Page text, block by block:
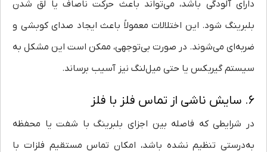
دارای آلودگی باشد، می‌تواند باعث حرکت ناصاف یا لق شدن
بلبرینگ شود. این اختلالات معمولاً باعث ایجاد صدای کوبشی و
ضربه‌ای می‌شوند. در صورت بی‌توجهی، ممکن است این مشکل به
سیستم گیربکس یا حتی میل‌لنگ نیز آسیب برساند.
۶. سایش ناشی از تماس فلز با فلز
در شرایطی که فاصله بین اجزای بلبرینگ با شفت یا محفظه
به‌درستی تنظیم نشده باشد، امکان تماس مستقیم فلزات با